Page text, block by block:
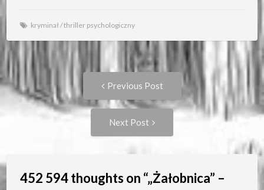
kryminał/thriller psychologiczny
Post
navigation
Previous Post
Previous
post:
Next Post
Next
452 594 thoughts on “„Żałobnica” –